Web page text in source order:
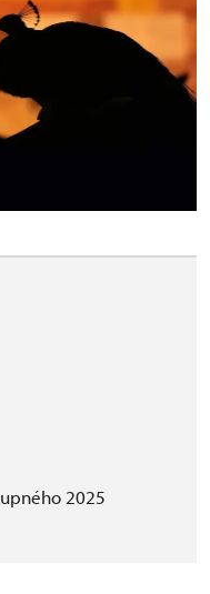
2025